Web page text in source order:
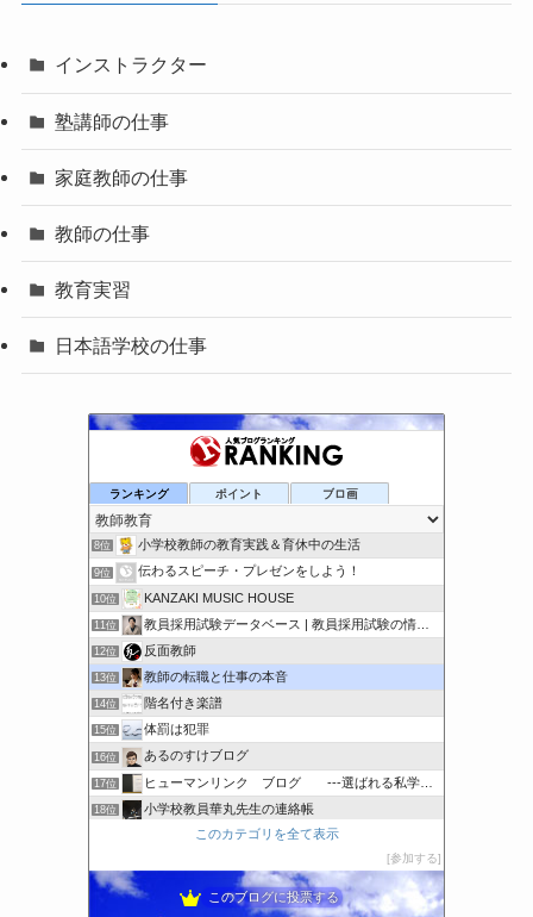
インストラクター
塾講師の仕事
家庭教師の仕事
教師の仕事
教育実習
日本語学校の仕事
ランキング ポイント ブロ画
教育カウンセラーの独り言
7位 大魔道士的家庭教師Lの現代文航海日誌
8位 小学校教師の教育実践＆育休中の生活
9位 伝わるスピーチ・プレゼンをしよう！
10位 KANZAKI MUSIC HOUSE
11位 教員採用試験データベース | 教員採用試験の情報を集約！
12位 反面教師
13位 教師の転職と仕事の本音
14位 階名付き楽譜
15位 体罰は犯罪
16位 あるのすけブログ
17位 ヒューマンリンク ブログ ---選ばれる私学には理由がある
18位 小学校教員華丸先生の連絡帳
日本語先生このカテゴリを全て表示
参加する
このブログに投票する